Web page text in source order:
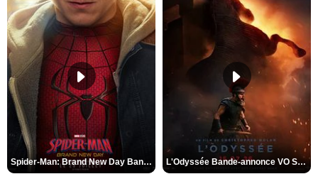
Spider-Man: Brand New Day Bande-annonce VO STFR L'Odyssée Bande-annonce VO STFR